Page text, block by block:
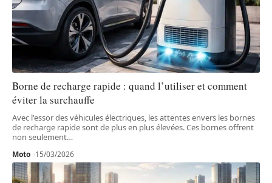
Borne de recharge rapide : quand l’utiliser et comment
éviter la surchauffe
Avec l'essor des véhicules électriques, les attentes envers les bornes
de recharge rapide sont de plus en plus élevées. Ces bornes offrent
non seulement…
Moto 15/03/2026